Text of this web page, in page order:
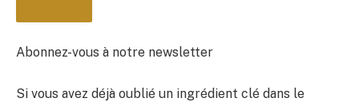
Abonnez-vous à notre newsletter
Si vous avez déjà oublié un ingrédient clé dans le